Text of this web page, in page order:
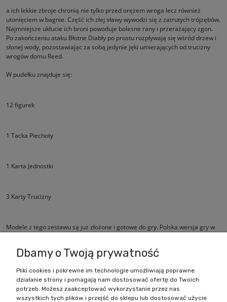
a ich lekkie zbroje chronią nie tylko przed orężem wroga lecz również
utonięciem w bagnie. Część ich złej sławy wywodzi się z zatrutych trójzębów.
Najmniejsze ukłucie ich broni powoduje bolesne rany i przerażający zgon.
Po zakończeniu ataku Błotne Diabły po prostu rozpływają się wśród drzew i
słonej wody, pozostawiając za sobą jedynie jęki umierających od trucizny
wrogów domu Reed.
W pudełku znajduje się:
12 figurek
1 Tacka Piechoty
1 Karta Jednostki
3 Karty Trucizny
Modele z tego zestawu są już złożone i gotowe do gry. Polska wersja gry w
Zakupy
Dbamy o Twoją prywatność
Pliki cookies i pokrewne im technologie umożliwiają poprawne
działanie strony i pomagają nam dostosować ofertę do Twoich
potrzeb. Możesz zaakceptować wykorzystanie przez nas
wszystkich tych plików i przejść do sklepu lub dostosować użycie